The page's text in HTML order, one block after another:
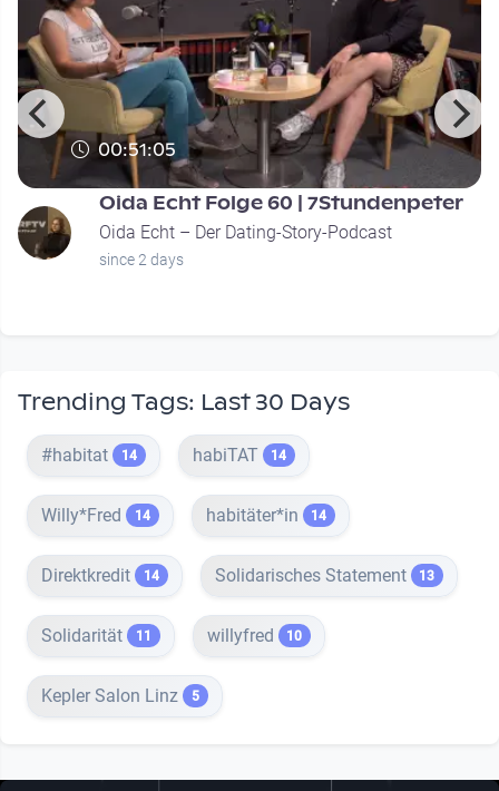
00:51:05
Oida Echt Folge 60 | 7Stundenpeter
Oida Echt – Der Dating-Story-Podcast
since 2 days
Trending Tags: Last 30 Days
#habitat 14 habiTAT 14
Willy*Fred 14 habitäter*in 14
Direktkredit 14 Solidarisches Statement 13
Solidarität 11 willyfred 10
Kepler Salon Linz 5